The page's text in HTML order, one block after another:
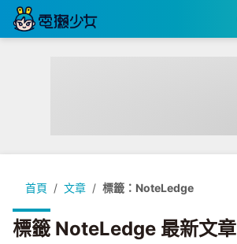
首頁 文章 標籤：NoteLedge
標籤 NoteLedge 最新文章